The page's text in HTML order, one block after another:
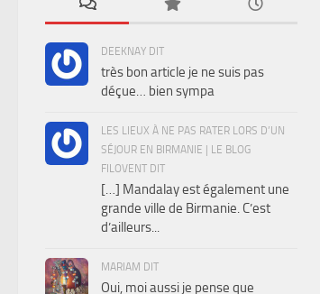
DEEKNAY DIT
très bon article je ne suis pas
déçue… bien sympa
LES LIEUX À NE PAS RATER LORS D’UN
SÉJOUR EN BIRMANIE | LE BLOG
FILOVENT DIT
[…] Mandalay est également une
grande ville de Birmanie. C’est
d’ailleurs...
MARIAM DIT
Oui, moi aussi je pense que